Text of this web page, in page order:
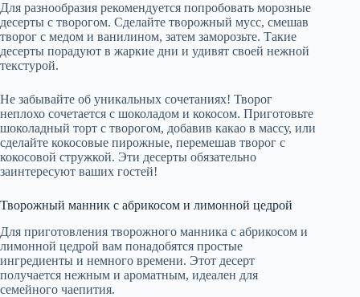
Для разнообразия рекомендуется попробовать морозные
десерты с творогом. Сделайте творожный мусс, смешав
творог с медом и ванилином, затем заморозьте. Такие
десерты порадуют в жаркие дни и удивят своей нежной
текстурой.
Не забывайте об уникальных сочетаниях! Творог
неплохо сочетается с шоколадом и кокосом. Приготовьте
шоколадный торт с творогом, добавив какао в массу, или
сделайте кокосовые пирожные, перемешав творог с
кокосовой стружкой. Эти десерты обязательно
заинтересуют ваших гостей!
Творожный манник с абрикосом и лимонной цедрой
Для приготовления творожного манника с абрикосом и
лимонной цедрой вам понадобятся простые
ингредиенты и немного времени. Этот десерт
получается нежным и ароматным, идеален для
семейного чаепития.